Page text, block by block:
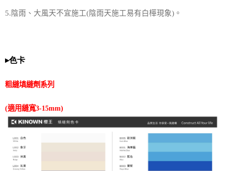
5.陰雨、大風天不宜施工(陰雨天施工易有白樺現象) 。
▸色卡
粗縫填縫劑系列
(適用縫寬3-15mm)